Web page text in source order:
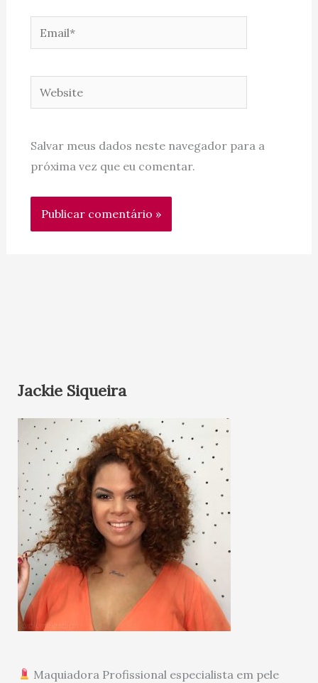
Website
Salvar meus dados neste navegador para a
próxima vez que eu comentar.
Jackie Siqueira
Maquiadora Profissional especialista em pele